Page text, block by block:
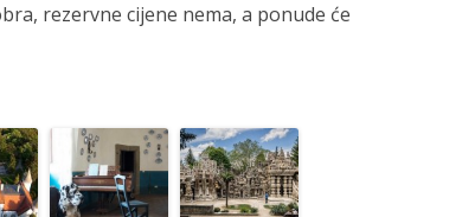
rezervne cijene nema, a ponude će